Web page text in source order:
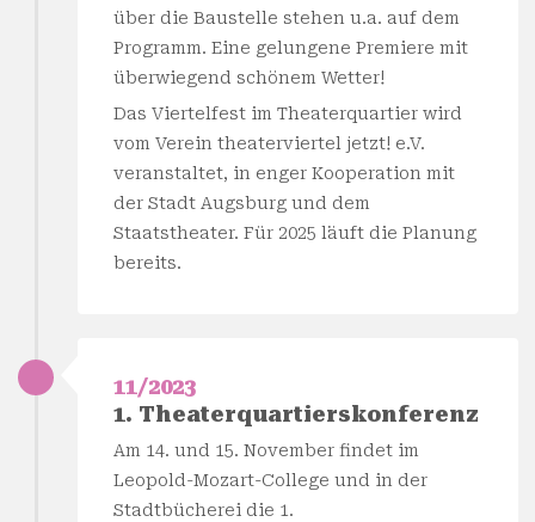
über die Baustelle stehen u.a. auf dem
Programm. Eine gelungene Premiere mit
überwiegend schönem Wetter!
Das Viertelfest im Theaterquartier wird
vom Verein theaterviertel jetzt! e.V.
veranstaltet, in enger Kooperation mit
der Stadt Augsburg und dem
Staatstheater. Für 2025 läuft die Planung
bereits.
11/2023
1. Theaterquartierskonferenz
Am 14. und 15. November findet im
Leopold-Mozart-College und in der
Stadtbücherei die 1.